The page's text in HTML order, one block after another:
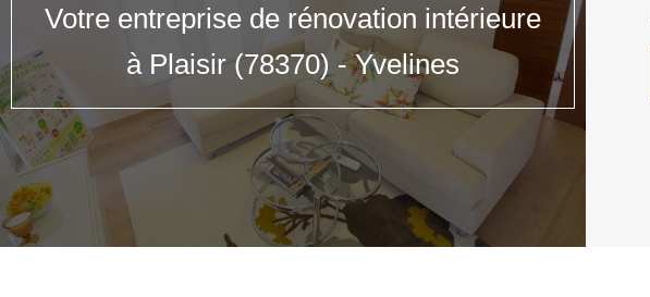
Votre entreprise de rénovation intérieure
à Plaisir (78370) - Yvelines